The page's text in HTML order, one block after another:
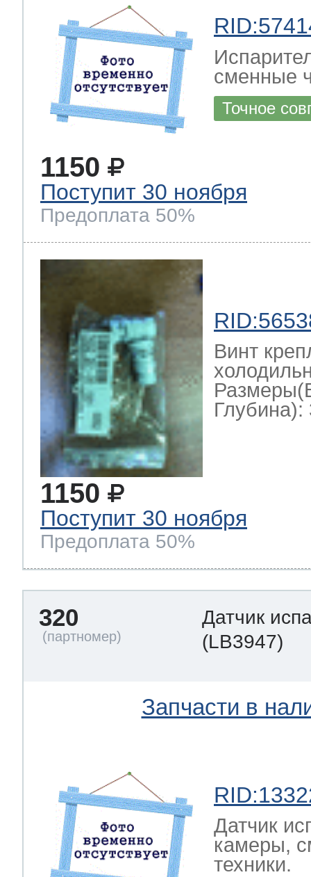
сменные
Точное
1150
Поступит 30 ноября
Предоплата 50%
Винт
Глубина):
1150
Поступит 30 ноября
Предоплата 50%
320
Датчик
(LB3947)
Запчасти в
Датчик
камеры,
техники.